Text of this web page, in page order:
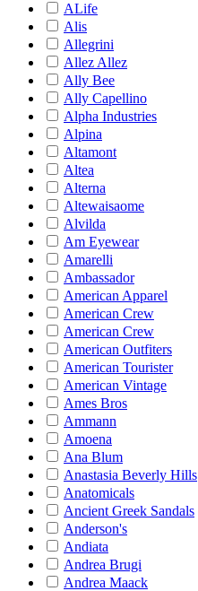
ALife
Alis
Allegrini
Allez Allez
Ally Bee
Ally Capellino
Alpha Industries
Alpina
Altamont
Altea
Alterna
Altewaisaome
Alvilda
Am Eyewear
Amarelli
Ambassador
American Apparel
American Crew
American Crew
American Outfiters
American Tourister
American Vintage
Ames Bros
Ammann
Amoena
Ana Blum
Anastasia Beverly Hills
Anatomicals
Ancient Greek Sandals
Anderson's
Andiata
Andrea Brugi
Andrea Maack